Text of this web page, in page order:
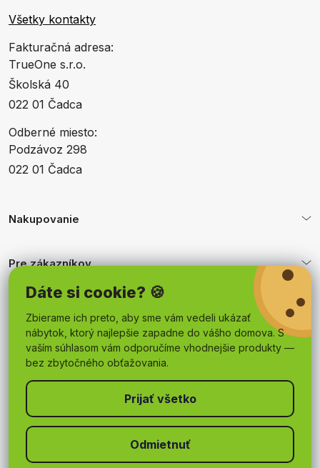
Dáte si cookie? 🍪
Zbierame ich preto, aby sme vám vedeli ukázať
nábytok, ktorý najlepšie zapadne do vášho domova. S
vaším súhlasom vám odporučíme vhodnejšie produkty —
bez zbytočného obťažovania.
Odmietnuť
Všetky kontakty
Fakturačná adresa:
TrueOne s.r.o.
Školská 40
022 01 Čadca
Odberné miesto:
Podzávoz 298
022 01 Čadca
Nakupovanie
Pre zákazníkov
mojnabytok.sk. Všetky práva vyhradené.
Upraviť nastavenie cookies